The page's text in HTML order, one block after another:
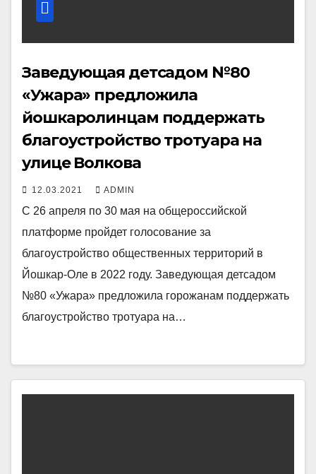
Заведующая детсадом №80
«Ужара» предложила
йошкаролинцам поддержать
благоустройство тротуара на
улице Волкова
12.03.2021 ADMIN
С 26 апреля по 30 мая на общероссийской
платформе пройдет голосование за
благоустройство общественных территорий в
Йошкар-Оле в 2022 году. Заведующая детсадом
№80 «Ужара» предложила горожанам поддержать
благоустройство тротуара на…